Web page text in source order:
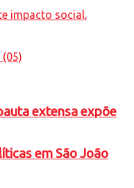
extensa expõe
em São João